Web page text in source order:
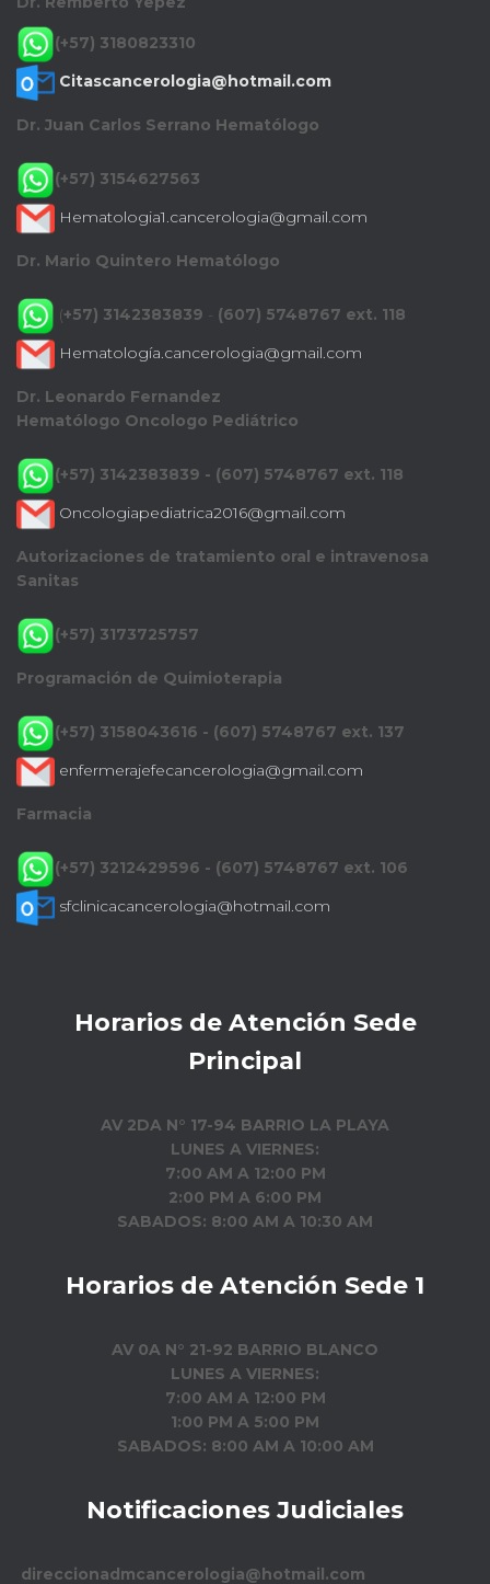
(+57) 3180823310
Citascancerologia@hotmail.com
Dr. Juan Carlos Serrano Hematólogo
(+57) 3154627563
Hematologia1.cancerologia@gmail.com
Dr. Mario Quintero Hematólogo
(+57) 3142383839 - (607) 5748767 ext. 118
Hematología.cancerologia@gmail.com
Dr. Leonardo Fernandez
Hematólogo Oncologo Pediátrico
(+57) 3142383839 - (607) 5748767 ext. 118
Oncologiapediatrica2016@gmail.com
Autorizaciones de tratamiento oral e intravenosa
Sanitas
(+57) 3173725757
Programación de Quimioterapia
(+57) 3158043616 - (607) 5748767 ext. 137
enfermerajefecancerologia@gmail.com
Farmacia
(+57) 3212429596 - (607) 5748767 ext. 106
sfclinicacancerologia@hotmail.com
Horarios de Atención Sede
Principal
AV 2DA N° 17-94 BARRIO LA PLAYA
LUNES A VIERNES:
7:00 AM A 12:00 PM
2:00 PM A 6:00 PM
SABADOS: 8:00 AM A 10:30 AM
Horarios de Atención Sede 1
AV 0A N° 21-92 BARRIO BLANCO
LUNES A VIERNES:
7:00 AM A 12:00 PM
1:00 PM A 5:00 PM
SABADOS: 8:00 AM A 10:00 AM
Notificaciones Judiciales
direccionadmcancerologia@hotmail.com